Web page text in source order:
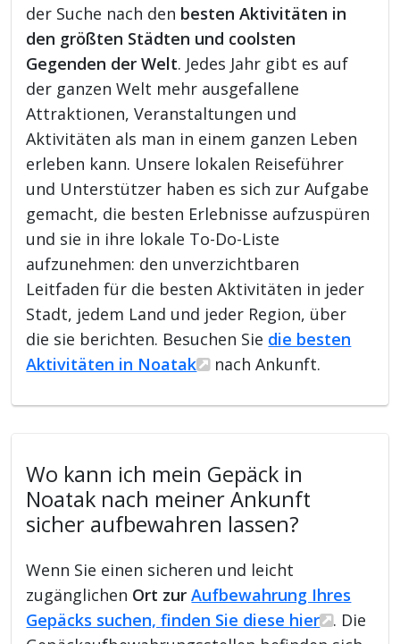
der Suche nach den besten Aktivitäten in
den größten Städten und coolsten
Gegenden der Welt. Jedes Jahr gibt es auf
der ganzen Welt mehr ausgefallene
Attraktionen, Veranstaltungen und
Aktivitäten als man in einem ganzen Leben
erleben kann. Unsere lokalen Reiseführer
und Unterstützer haben es sich zur Aufgabe
gemacht, die besten Erlebnisse aufzuspüren
und sie in ihre lokale To-Do-Liste
aufzunehmen: den unverzichtbaren
Leitfaden für die besten Aktivitäten in jeder
Stadt, jedem Land und jeder Region, über
die sie berichten. Besuchen Sie die besten
Aktivitäten in Noatak
nach Ankunft.
Wo kann ich mein Gepäck in
Noatak nach meiner Ankunft
sicher aufbewahren lassen?
Wenn Sie einen sicheren und leicht
zugänglichen Ort zurAufbewahrung Ihres
Gepäcks suchen, finden Sie diese hier
. Die